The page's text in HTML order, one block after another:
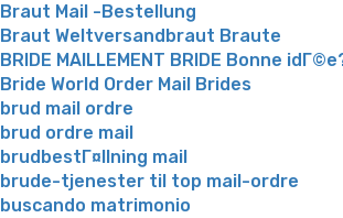
Braut Mail -Bestellung
Braut Weltversandbraut Braute
BRIDE MAILLEMENT BRIDE Bonne
Bride World Order Mail Brides
brud mail ordre
brud ordre mail
brudbestГ¤llning mail
brude-tjenester til top mail-ordre
buscando matrimonio